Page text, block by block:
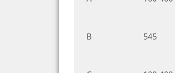
B 545